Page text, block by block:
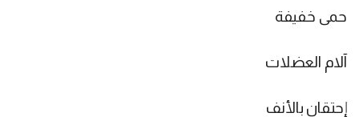
حمى خفيفة
آلام العضلات
إحتقان بالأنف